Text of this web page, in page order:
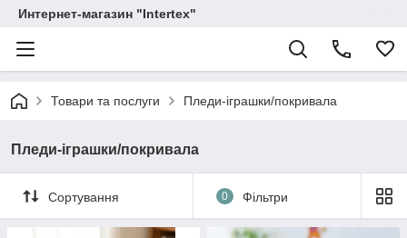
Интернет-магазин "Intertex"
Товари та послуги Пледи-іграшки/покривала
Пледи-іграшки/покривала
Сортування 0 Фільтри